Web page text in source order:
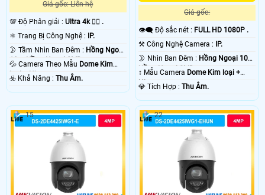
Giá gốc: Liên hệ
💯 Độ Phân giải : Ultra 4k 👍🏾 .
⚛️ Trang Bị Công Nghệ : IP.
🌛 Tầm Nhìn Ban Đêm : Hồng Ngoại
10m Hồng Ngoại SMD.
💦 Camera Theo Mẫu Dome Kim
loại + Nhựa.
️☣️ Khả Năng : Thu Âm.
Giá gốc:
👁️‍🗨 Độ sắc nét : FULL HD 1080P .
⚒ Công Nghệ Camera : IP.
🌛 Nhìn Ban Đêm : Hồng Ngoại 10m
Hồng Ngoại SMD.
↕️ Mẫu Camera Dome Kim loại +
Nhựa.
️💎 Tích Hợp :Thu Âm.
15 22